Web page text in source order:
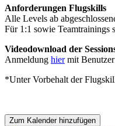
Anforderungen Flugskills
Alle Levels ab
Für 1:1 sowie Teamtrainings
Videodownload der
Anmeldung hiermit Benutzer
*Unter Vorbehalt der
Zum Kalender hinzufügen